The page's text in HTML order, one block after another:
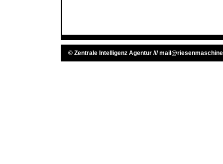
© Zentrale Intelligenz Agentur ///